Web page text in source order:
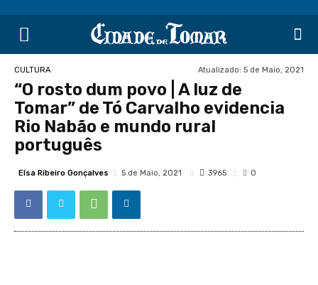
CULTURA Atualizado: 5 de Maio, 2021
“O rosto dum povo | A luz de
Tomar” de Tó Carvalho evidencia
Rio Nabão e mundo rural
português
Elsa Ribeiro Gonçalves 5 de Maio, 2021 3965 0